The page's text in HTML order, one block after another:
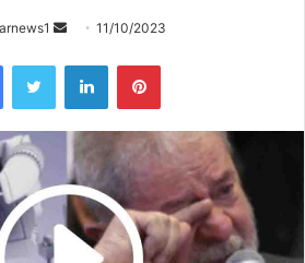
Mande
mail
11/10/2023
FacebookTwitter LinkedinPinterest